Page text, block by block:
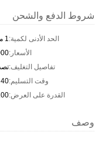
شروط الدفع والشحن
الحد الأدنى لكمية:1 مجموعة
الأسعار:
تفاصيل التغليف:
وقت التسليم:40 يوم
القدرة على العرض:100 سيتس
وصف